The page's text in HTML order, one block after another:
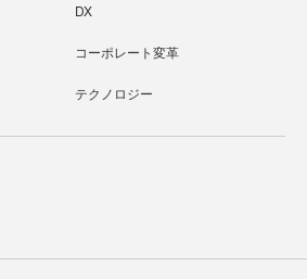
DX
コーポレート変革
テクノロジー